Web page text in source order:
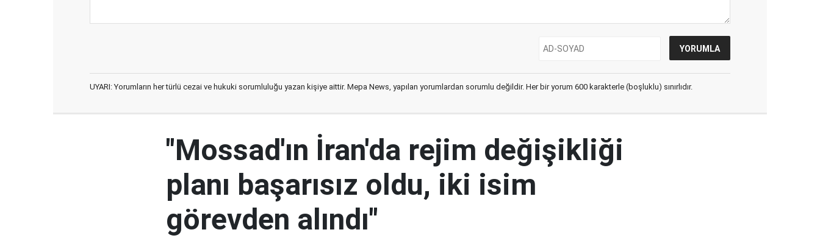
UYARI: Yorumların her türlü cezai ve hukuki sorumluluğu yazan kişiye aittir. Mepa News, yapılan yorumlardan sorumlu değildir. Her bir yorum 600 karakterle (boşluklu) sınırlıdır.
"Mossad'ın İran'da rejim değişikliği
planı başarısız oldu, iki isim
görevden alındı"